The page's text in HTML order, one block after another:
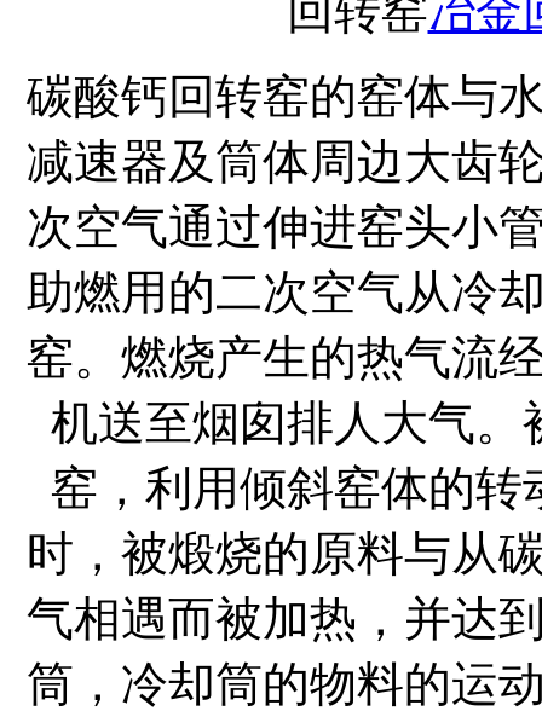
回转窑冶金
碳酸钙回转窑的窑体与
减速器及筒体周边大齿
次空气通过伸进窑头小
助燃用的二次空气从冷
窑。燃烧产生的热气流
机送至烟囱排人大气
窑，利用倾斜窑体的
时，被煅烧的原料与从
气相遇而被加热，并达
筒，冷却筒的物料的运